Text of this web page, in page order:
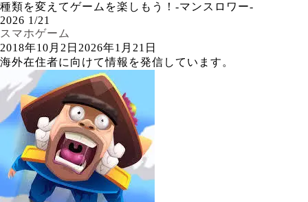
種類を変えてゲームを楽しもう！-マンスロワー-
2026 1/21
スマホゲーム
2018年10月2日 2026年1月21日
海外在住者に向けて情報を発信しています。